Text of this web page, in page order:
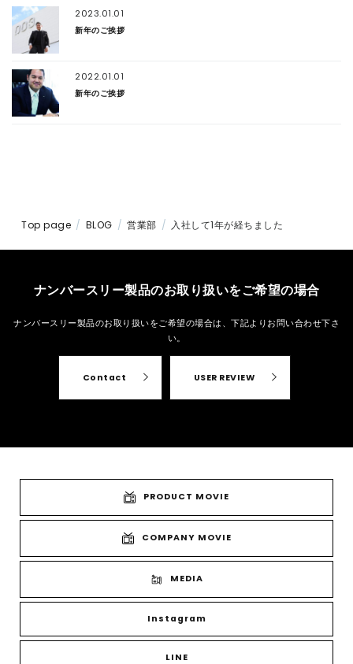
2023.01.01
新年のご挨拶
2022.01.01
新年のご挨拶
Top page BLOG 営業部 入社して1年が経ちました
ナンバースリー製品のお取り扱いをご希望の場合
ナンバースリー製品のお取り扱いをご希望の場合は、 下記よりお問い合わせ下さ
い。
Contact USER REVIEW
PRODUCT MOVIE
COMPANY MOVIE
MEDIA
Instagram
LINE